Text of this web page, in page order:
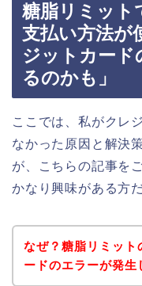
糖脂リミット
支払い方法が
ジットカード
るのかも」
ここでは、私がクレ
なかった原因と解決
が、こちらの記事を
かなり興味がある方
なぜ？糖脂リミット
ードのエラーが発生